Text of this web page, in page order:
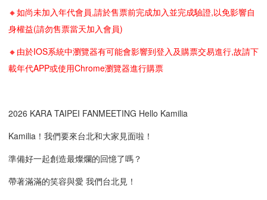
🔸如尚未加入年代會員,請於售票前完成加入並完成驗證,以免影響自
身權益(請勿售票當天加入會員)
🔸由於IOS系統中瀏覽器有可能會影響到登入及購票交易進行,故請下
載年代APP或使用Chrome瀏覽器進行購票
2026 KARA TAIPEI FANMEETING Hello Kamilia
Kamilia！我們要來台北和大家見面啦！
準備好一起創造最燦爛的回憶了嗎？
帶著滿滿的笑容與愛 我們台北見！